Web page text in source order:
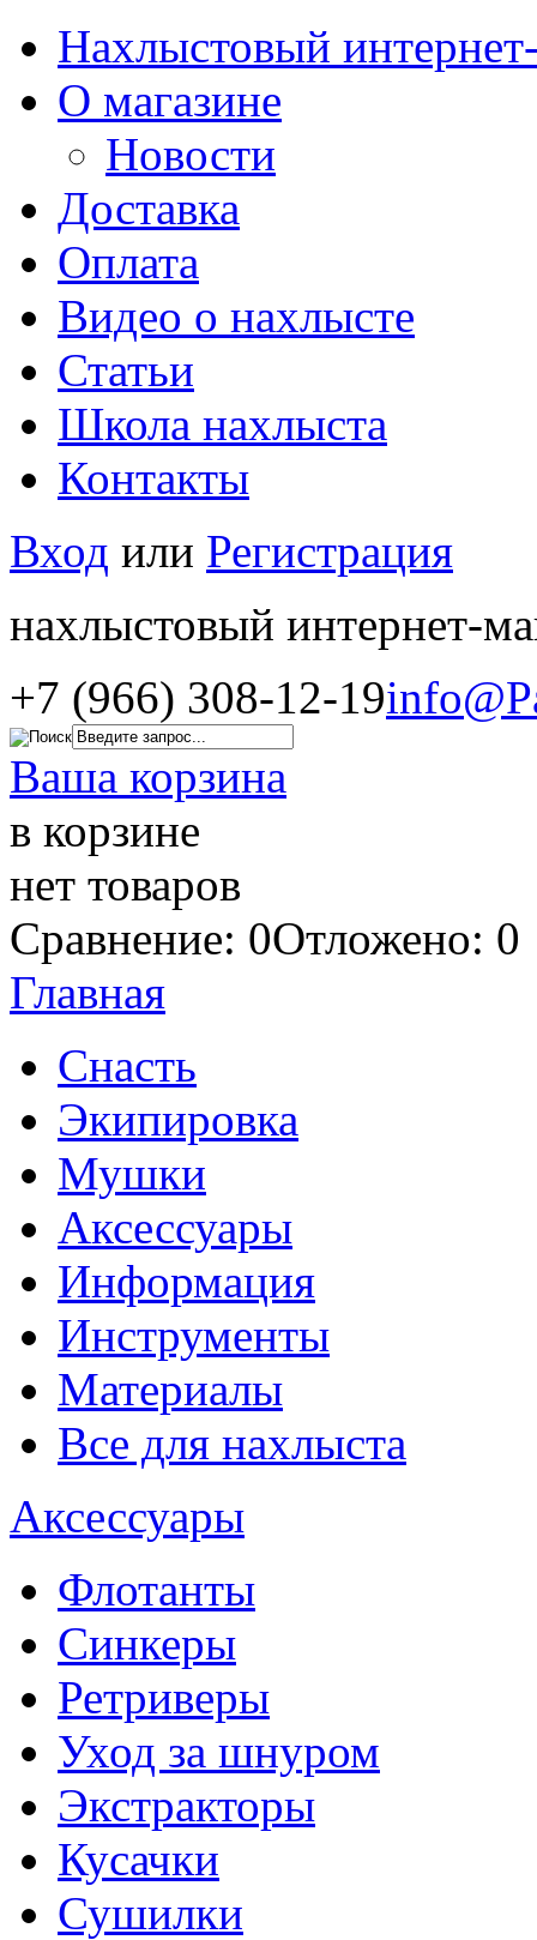
Нахлыстовый
О магазине
Новости
Доставка
Оплата
Видео о нахлысте
Статьи
Школа нахлыста
Контакты
Вход или Регистрация
нахлыстовый интернет-
+7 (966) 308-12-19
Ваша корзина
в корзине
нет товаров
Сравнение: 0Отложено: 0
Главная
Снасть
Экипировка
Мушки
Аксессуары
Информация
Инструменты
Материалы
Все для нахлыста
Аксессуары
Флотанты
Синкеры
Ретриверы
Уход за шнуром
Экстракторы
Кусачки
Сушилки